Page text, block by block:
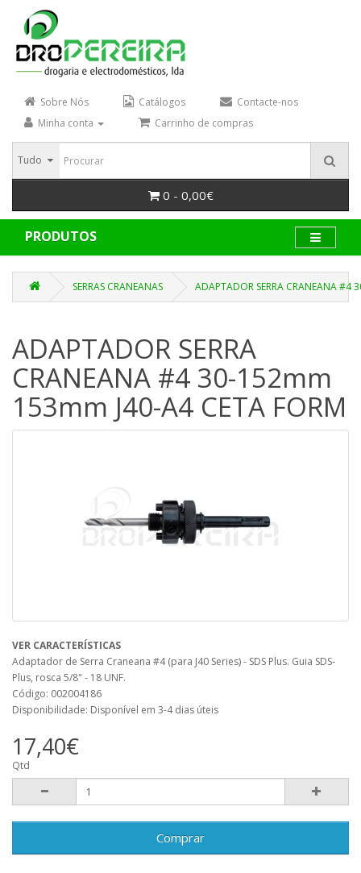
Sobre Nós Catálogos
Contacte-nos
Minha conta
Carrinho de compras
Tudo
0 - 0,00€
PRODUTOS
SERRAS CRANEANAS ADAPTADOR SERRA CRANEANA
ADAPTADOR SERRA
CRANEANA #4 30-152mm
153mm J40-A4 CETA FORM
VER CARACTERÍSTICAS
Adaptador de Serra Craneana #4 (para J40 Series) - SDS Plus. Guia SDS-
Plus, rosca 5/8" - 18 UNF.
Código: 002004186
Disponibilidade: Disponível em 3-4 dias úteis
17,40€
Qtd
Comprar